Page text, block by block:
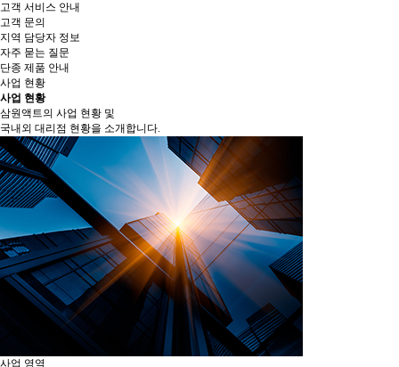
고객 서비스 안내
고객 문의
지역 담당자 정보
자주 묻는 질문
단종 제품 안내
사업 현황
사업 현황
삼원액트의 사업 현황 및
국내외 대리점 현황을 소개합니다.
사업 영역